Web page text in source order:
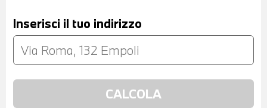
Inserisci il tuo indirizzo